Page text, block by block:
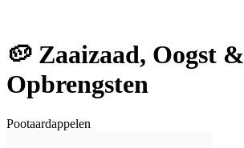
🥔 Zaaizaad, Oogst &
Opbrengsten
Pootaardappelen